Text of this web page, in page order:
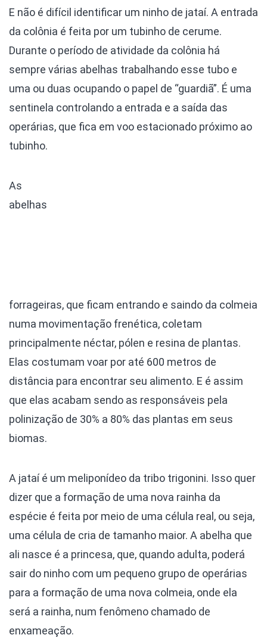
E não é difícil identificar um ninho de jataí. A entrada
da colônia é feita por um tubinho de cerume.
Durante o período de atividade da colônia há
sempre várias abelhas trabalhando esse tubo e
uma ou duas ocupando o papel de “guardiã”. É uma
sentinela controlando a entrada e a saída das
operárias, que fica em voo estacionado próximo ao
tubinho.
As
abelhas
forrageiras, que ficam entrando e saindo da colmeia
numa movimentação frenética, coletam
principalmente néctar, pólen e resina de plantas.
Elas costumam voar por até 600 metros de
distância para encontrar seu alimento. E é assim
que elas acabam sendo as responsáveis pela
polinização de 30% a 80% das plantas em seus
biomas.
A jataí é um meliponídeo da tribo trigonini. Isso quer
dizer que a formação de uma nova rainha da
espécie é feita por meio de uma célula real, ou seja,
uma célula de cria de tamanho maior. A abelha que
ali nasce é a princesa, que, quando adulta, poderá
sair do ninho com um pequeno grupo de operárias
para a formação de uma nova colmeia, onde ela
será a rainha, num fenômeno chamado de
enxameação.